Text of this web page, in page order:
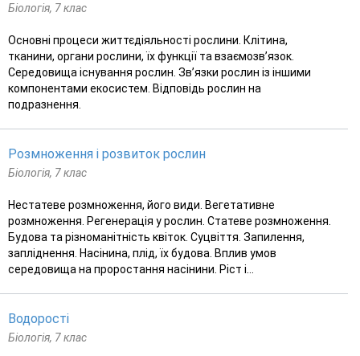
Біологія, 7 клас
Основні процеси життєдіяльності рослини. Клітина,
тканини, органи рослини, їх функції та взаємозв’язок.
Середовища існування рослин. Зв’язки рослин із іншими
компонентами екосистем. Відповідь рослин на
подразнення.
Розмноження і розвиток рослин
Біологія, 7 клас
Нестатеве розмноження, його види. Вегетативне
розмноження. Регенерація у рослин. Статеве розмноження.
Будова та різноманітність квіток. Суцвіття. Запилення,
запліднення. Насінина, плід, їх будова. Вплив умов
середовища на проростання насінини. Ріст і...
Водорості
Біологія, 7 клас